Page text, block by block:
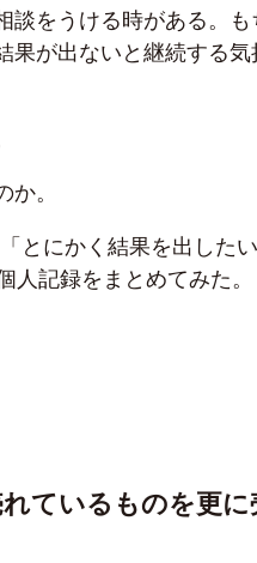
談をうける時がある。も
果が出ないと継続する気
。
にかく結果を出したい
記録をまとめてみた。
ているものを更に